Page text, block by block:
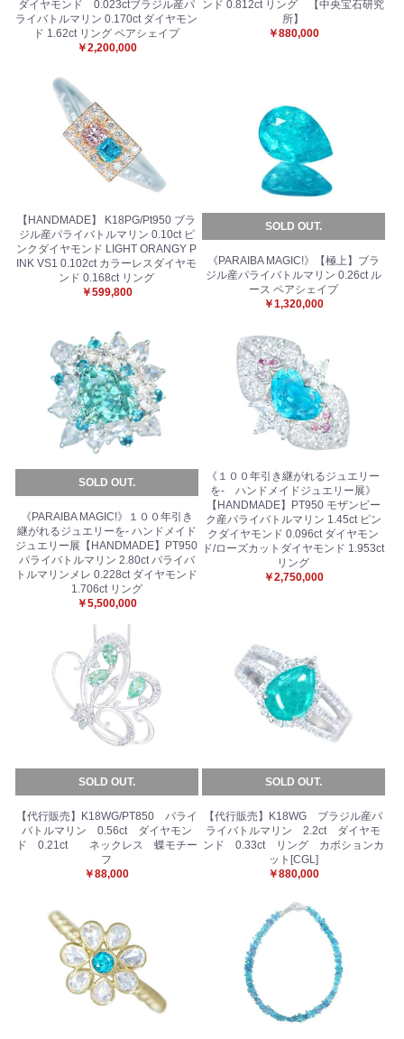
ダイヤモンド 0.023ctブラジル産パ
ライバトルマリン 0.170ct ダイヤモン
ド 1.62ct リング ペアシェイプ
￥2,200,000
ンド 0.812ct リング 【中央宝石研究
所】
￥880,000
【HANDMADE】 K18PG/Pt950 ブラ
ジル産パライバトルマリン 0.10ct ピ
ンクダイヤモンド LIGHT ORANGY P
INK VS1 0.102ct カラーレスダイヤモ
ンド 0.168ct リング
￥599,800
SOLD OUT.
《PARAIBA MAGIC!》【極上】ブラ
ジル産パライバトルマリン 0.26ct ル
ース ペアシェイプ
￥1,320,000
SOLD OUT.
《PARAIBA MAGIC!》１００年引き
継がれるジュエリーを- ハンドメイド
ジュエリー展【HANDMADE】PT950
パライバトルマリン 2.80ct パライバ
トルマリンメレ 0.228ct ダイヤモンド
1.706ct リング
￥5,500,000
《１００年引き継がれるジュエリー
を- ハンドメイドジュエリー展》
【HANDMADE】PT950 モザンビー
ク産パライバトルマリン 1.45ct ピン
クダイヤモンド 0.096ct ダイヤモン
ド/ローズカットダイヤモンド 1.953ct
リング
￥2,750,000
SOLD OUT.
【代行販売】K18WG/PT850 パライ
バトルマリン 0.56ct ダイヤモン
ド 0.21ct ネックレス 蝶モチー
フ
￥88,000
SOLD OUT.
【代行販売】K18WG ブラジル産パ
ライバトルマリン 2.2ct ダイヤモ
ンド 0.33ct リング カボションカ
ット[CGL]
￥880,000